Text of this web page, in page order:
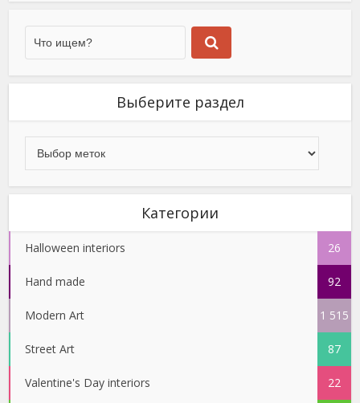
Выберите раздел
Категории
Halloween interiors 26
Hand made 92
Modern Art 1 515
Street Art 87
Valentine's Day interiors 22